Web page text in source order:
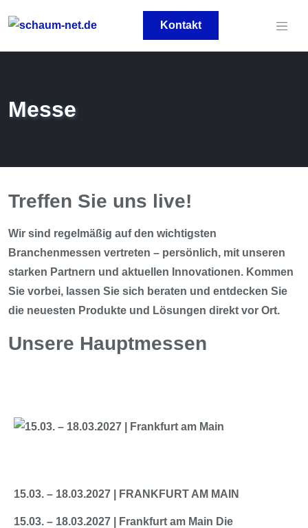
Kontakt
Messe
Treffen Sie uns live!
Wir sind regelmäßig auf den wichtigsten
Branchenmessen vertreten – persönlich, mit unseren
starken Partnern und aktuellen Innovationen. Kommen
Sie vorbei, lassen Sie sich beraten und entdecken Sie
die neuesten Produkte und Lösungen direkt vor Ort.
Unsere Hauptmessen
15.03. – 18.03.2027 | FRANKFURT AM MAIN
15.03. – 18.03.2027 | Frankfurt am Main Die